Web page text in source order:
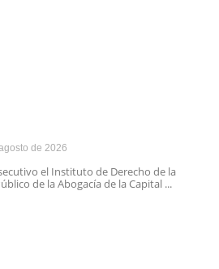
de 2026
el Instituto de Derecho de la
de la Abogacía de la Capital ...